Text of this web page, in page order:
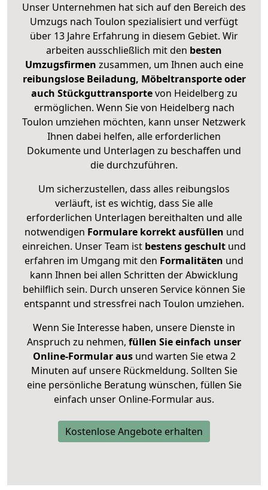
Unser Unternehmen hat sich auf den Bereich des
Umzugs nach Toulon spezialisiert und verfügt
über 13 Jahre Erfahrung in diesem Gebiet. Wir
arbeiten ausschließlich mit den besten
Umzugsfirmen zusammen, um Ihnen auch eine
reibungslose Beiladung, Möbeltransporte oder
auch Stückguttransportevon Heidelberg zu
ermöglichen. Wenn Sie von Heidelberg nach
Toulon umziehen möchten, kann unser Netzwerk
Ihnen dabei helfen, alle erforderlichen
Dokumente und Unterlagen zu beschaffen und
die durchzuführen.
Um sicherzustellen, dass alles reibungslos
verläuft, ist es wichtig, dass Sie alle
erforderlichen Unterlagen bereithalten und alle
notwendigen Formulare korrekt ausfüllen und
einreichen. Unser Team ist bestens geschult und
erfahren im Umgang mit den Formalitäten und
kann Ihnen bei allen Schritten der Abwicklung
behilflich sein. Durch unseren Service können Sie
entspannt und stressfrei nach Toulon umziehen.
Wenn Sie Interesse haben, unsere Dienste in
Anspruch zu nehmen, füllen Sie einfach unser
Online-Formular ausund warten Sie etwa 2
Minuten auf unsere Rückmeldung. Sollten Sie
eine persönliche Beratung wünschen, füllen Sie
einfach unser Online-Formular aus.
Kostenlose Angebote erhalten